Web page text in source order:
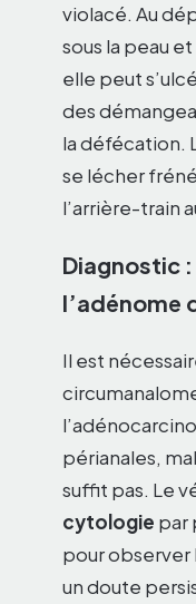
violacé. Au
sous la peau
elle peut
des
la défécation.
se lécher
l’arrière-train
Diagnostic
l’adénome
Il est
périanales,
suffit pas. Le
cytologie par
pour observer
un doute